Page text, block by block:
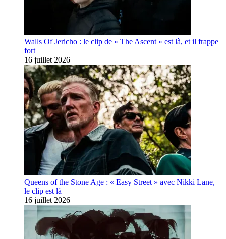
Walls Of Jericho : le clip de « The Ascent » est là, et il frappe
fort
16 juillet 2026
Queens of the Stone Age : « Easy Street » avec Nikki Lane,
le clip est là
16 juillet 2026